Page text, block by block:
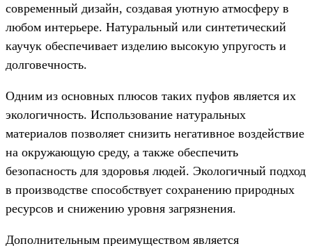
современный дизайн, создавая уютную атмосферу в
любом интерьере. Натуральный или синтетический
каучук обеспечивает изделию высокую упругость и
долговечность.
Одним из основных плюсов таких пуфов является их
экологичность. Использование натуральных
материалов позволяет снизить негативное воздействие
на окружающую среду, а также обеспечить
безопасность для здоровья людей. Экологичный подход
в производстве способствует сохранению природных
ресурсов и снижению уровня загрязнения.
Дополнительным преимуществом является